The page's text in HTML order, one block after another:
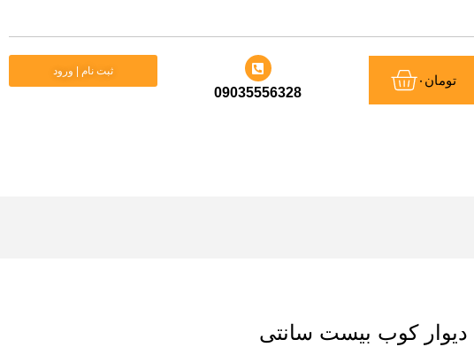
تومان ۰سبد
خرید
09035556328
ثبت نام | ورود
دیوار کوب بیست سانتی